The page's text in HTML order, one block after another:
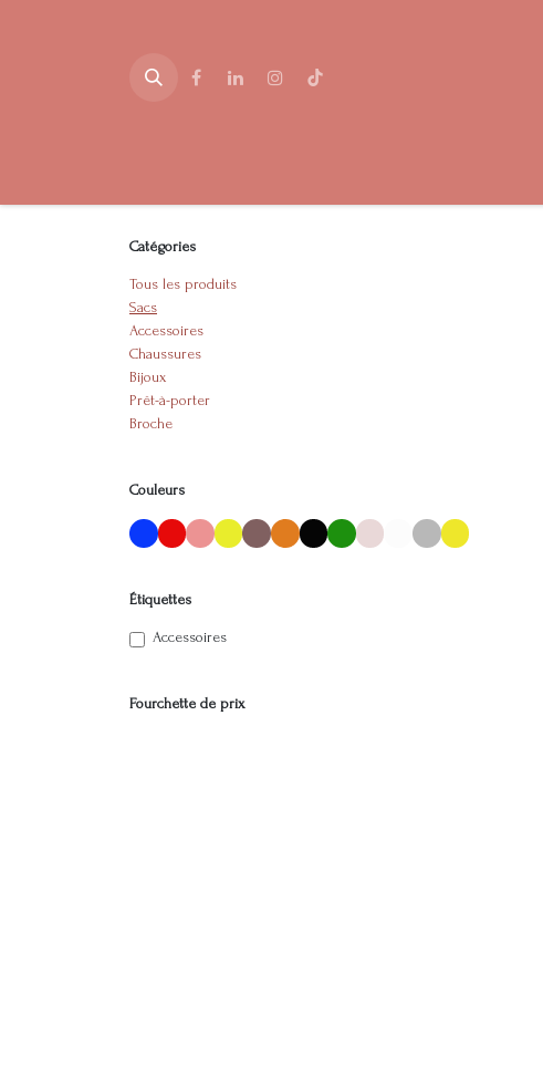
Catégories
Tous les produits
Sacs
Accessoires
Chaussures
Bijoux
Prêt-à-porter
Broche
Couleurs
Étiquettes
Accessoires
Fourchette de prix